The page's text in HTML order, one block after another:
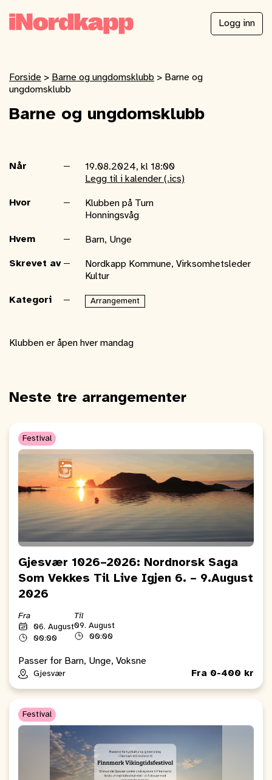
Logg inn
Forside > Barne og ungdomsklubb > Barne og
ungdomsklubb
Barne og ungdomsklubb
Når
19.08.2024, kl 18:00
Legg til i kalender (.ics)
Hvor
Klubben på Turn
Honningsvåg
Hvem Barn, Unge
Skrevet av
Nordkapp Kommune, Virksomhetsleder
Kultur
Kategori Arrangement
Klubben er åpen hver mandag
Neste tre arrangementer
Festival
Gjesvær 1026–2026: Nordnorsk Saga
Som Vekkes Til Live Igjen 6. – 9.August
2026
Fra
06. August
00:00
Til
09. August
00:00
Passer for Barn, Unge, Voksne
Gjesvær Fra 0-400 kr
Festival